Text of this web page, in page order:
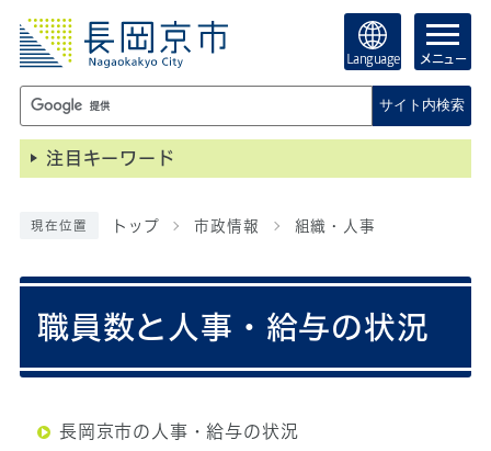
Language メニュー
サイト内検索
注目キーワード
現在位置 トップ 市政情報 組織・人事
職員数と人事・給与の状況
長岡京市の人事・給与の状況